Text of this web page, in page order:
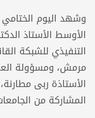
وشهد اليوم
الأوسط الأستاذ
التنفيذي للشبكة
مرمش، ومسؤولة
الأستاذة ربى
المشاركة من